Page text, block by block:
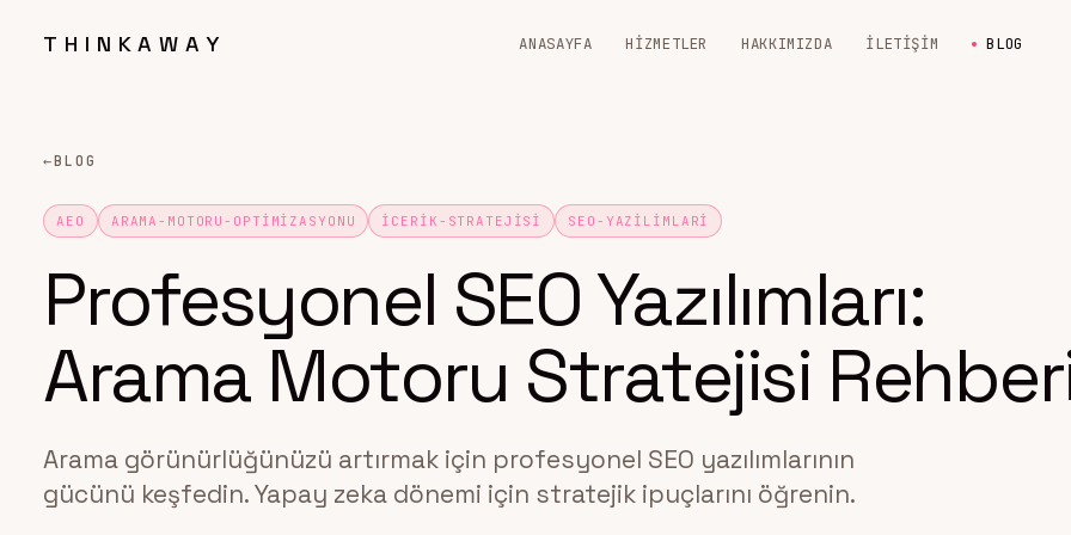
THINKAWAY ANASAYFA HIZMETLER HAKKIMIZDA İLETIŞIM BLOG
←BLOG
AEO ARAMA-MOTORU-OPTIMIZASYONU ICERIK-STRATEJISI SEO-YAZILIMLARI
Profesyonel SEO Yazılımları:
Arama Motoru Stratejisi
Arama görünürlüğünüzü artırmak için profesyonel SEO yazılımlarının
gücünü keşfedin. Yapay zeka dönemi için stratejik ipuçlarını öğrenin.